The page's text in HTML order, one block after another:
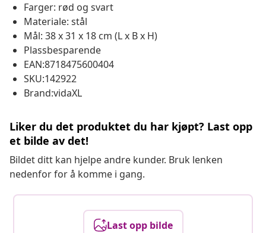
Farger: rød og svart
Materiale: stål
Mål: 38 x 31 x 18 cm (L x B x H)
Plassbesparende
EAN:8718475600404
SKU:142922
Brand:vidaXL
Liker du det produktet du har kjøpt? Last opp
et bilde av det!
Bildet ditt kan hjelpe andre kunder. Bruk lenken
nedenfor for å komme i gang.
Last opp bilde